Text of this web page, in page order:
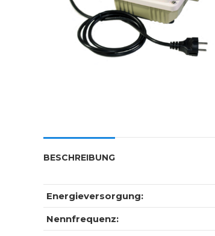
BESCHREIBUNG
Energieversorgung:
Nennfrequenz: